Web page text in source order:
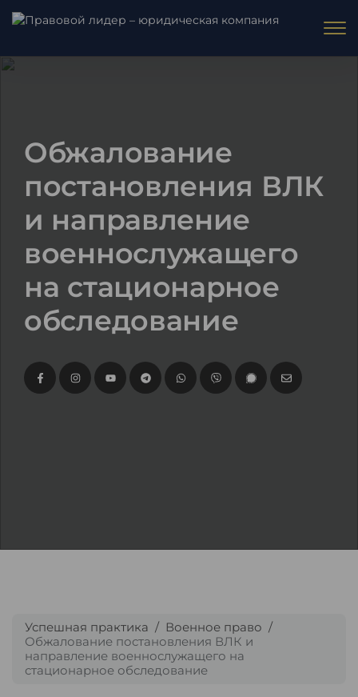
Обжалование
постановления ВЛК
и направление
военнослужащего
на стационарное
обследование
Успешная практика
Военное право
Обжалование постановления ВЛК и
направление военнослужащего на
стационарное обследование